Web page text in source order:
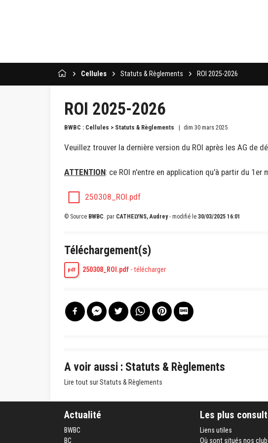
Cellules Statuts & Règlements ROI 2025-2026
ROI 2025-2026
BWBC : Cellules > Statuts & Règlements dim 30 mars 2025
Veuillez trouver la dernière version du ROI après les AG de
ATTENTION: ce ROI n'entre en application qu'à partir du
250308_ROI.pdf
© Source BWBC par CATHELYNS, Audrey- modifié le 30/03/2025 16:01
Téléchargement(s)
pdf 250308_ROI.pdf-télécharger
A voir aussi : Statuts & Règlements
Lire tout sur Statuts & Règlements
Actualité
BWBC
BC
Les plus
Liens utiles
Où sont situés nos